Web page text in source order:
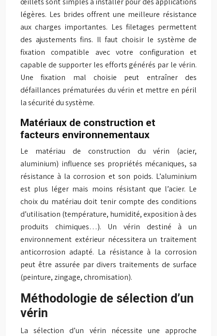
légères. Les brides offrent une meilleure résistance
aux charges importantes. Les filetages permettent
des ajustements fins. Il faut choisir le système de
fixation compatible avec votre configuration et
capable de supporter les efforts générés par le vérin.
Une fixation mal choisie peut entraîner des
défaillances prématurées du vérin et mettre en péril
la sécurité du système.
Matériaux de construction et
facteurs environnementaux
Le matériau de construction du vérin (acier,
aluminium) influence ses propriétés mécaniques, sa
résistance à la corrosion et son poids. L’aluminium
est plus léger mais moins résistant que l’acier. Le
choix du matériau doit tenir compte des conditions
d’utilisation (température, humidité, exposition à des
produits chimiques…). Un vérin destiné à un
environnement extérieur nécessitera un traitement
anticorrosion adapté. La résistance à la corrosion
peut être assurée par divers traitements de surface
(peinture, zingage, chromisation).
Méthodologie de sélection d’un
vérin
La sélection d’un vérin nécessite une approche